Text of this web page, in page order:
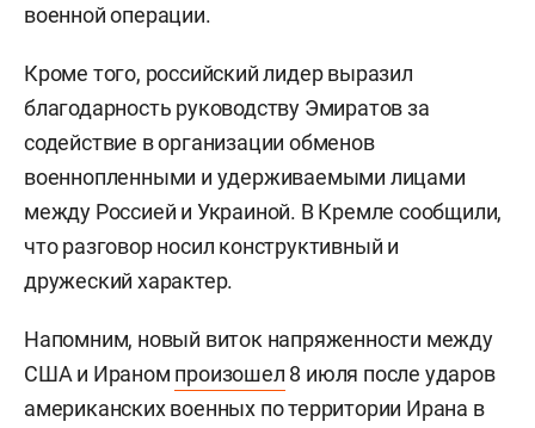
военной операции.
Кроме того, российский лидер выразил
благодарность руководству Эмиратов за
содействие в организации обменов
военнопленными и удерживаемыми лицами
между Россией и Украиной. В Кремле сообщили,
что разговор носил конструктивный и
дружеский характер.
Напомним, новый виток напряженности между
США и Ираном произошел 8 июля после ударов
американских военных по территории Ирана в